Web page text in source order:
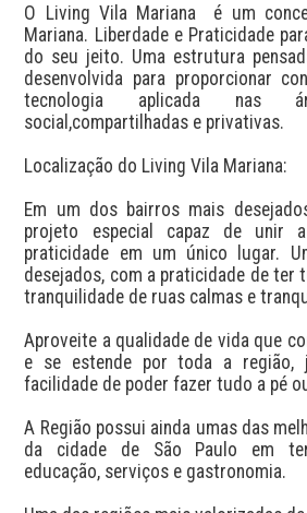
O Living Vila Mariana  é um
Mariana. Liberdade e Praticidade
do seu jeito. Uma estrutura
desenvolvida para proporcionar
tecnologia aplicada nas
social,compartilhadas e privativas.
Localização do Living Vila Mariana:
Em um dos bairros mais
projeto especial capaz de unir
praticidade em um único lugar.
desejados, com a praticidade de ter
tranquilidade de ruas calmas e
Aproveite a qualidade de vida que
e se estende por toda a região,
facilidade de poder fazer tudo a pé
A Região possui ainda umas das
da cidade de São Paulo em
educação, serviços e gastronomia.